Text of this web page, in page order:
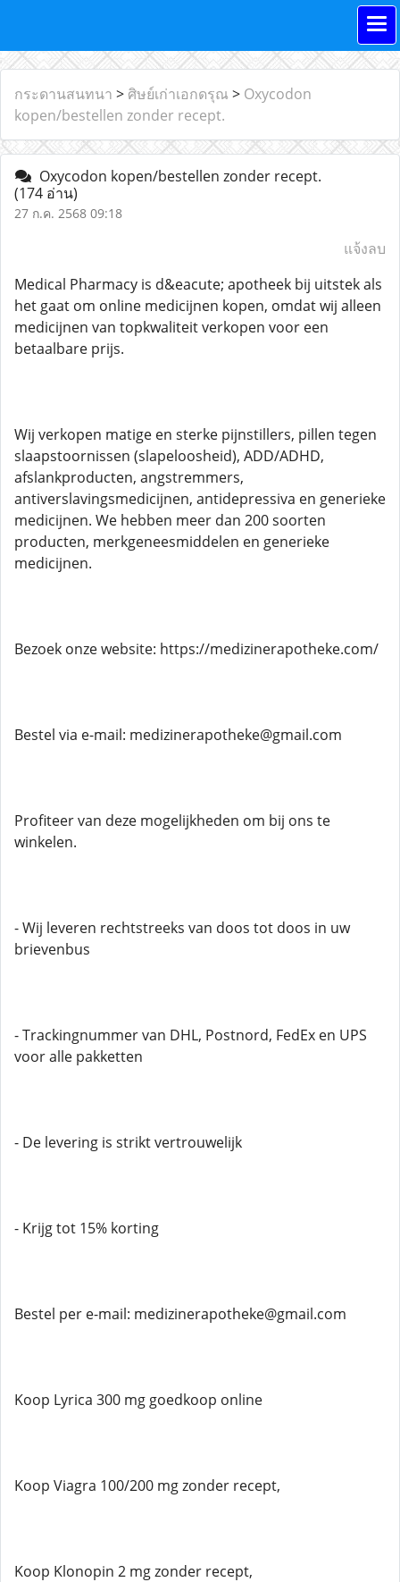
กระดานสนทนา > ศิษย์เก่าเอกดรุณ > Oxycodon
kopen/bestellen zonder recept.
Oxycodon kopen/bestellen zonder recept.
(174 อ่าน)
27 ก.ค. 2568 09:18
แจ้งลบ
Medical Pharmacy is d&eacute; apotheek bij uitstek als
het gaat om online medicijnen kopen, omdat wij alleen
medicijnen van topkwaliteit verkopen voor een
betaalbare prijs.
Wij verkopen matige en sterke pijnstillers, pillen tegen
slaapstoornissen (slapeloosheid), ADD/ADHD,
afslankproducten, angstremmers,
antiverslavingsmedicijnen, antidepressiva en generieke
medicijnen. We hebben meer dan 200 soorten
producten, merkgeneesmiddelen en generieke
medicijnen.
Bezoek onze website: https://medizinerapotheke.com/
Bestel via e-mail: medizinerapotheke@gmail.com
Profiteer van deze mogelijkheden om bij ons te
winkelen.
- Wij leveren rechtstreeks van doos tot doos in uw
brievenbus
- Trackingnummer van DHL, Postnord, FedEx en UPS
voor alle pakketten
- De levering is strikt vertrouwelijk
- Krijg tot 15% korting
Bestel per e-mail: medizinerapotheke@gmail.com
Koop Lyrica 300 mg goedkoop online
Koop Viagra 100/200 mg zonder recept,
Koop Klonopin 2 mg zonder recept,